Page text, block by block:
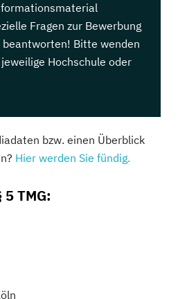
Fragen zur Bewerbung
Bitte wenden
Hochschule oder
bzw. einen Überblick
Hier werden Sie fündig.
TMG: